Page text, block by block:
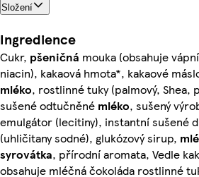
Složení
Ingredience
Cukr, pšeničná mouka (obsahuje
niacin), kakaová hmota*, kakaové
mléko, rostlinné tuky (palmový, Shea,
sušené odtučněné mléko, sušený
emulgátor (lecitiny), instantní sušené
(uhličitany sodné), glukózový sirup,
syrovátka, přírodní aromata, Vedle
obsahuje mléčná čokoláda rostlinné